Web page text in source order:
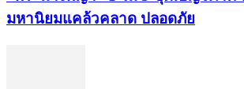
มหา​นิยม​แคล้วคลาด​ ปลอดภัย​